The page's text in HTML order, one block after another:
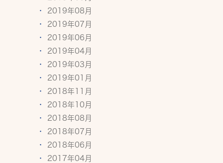
2019年08月
2019年07月
2019年06月
2019年04月
2019年03月
2019年01月
2018年11月
2018年10月
2018年08月
2018年07月
2018年06月
2017年04月